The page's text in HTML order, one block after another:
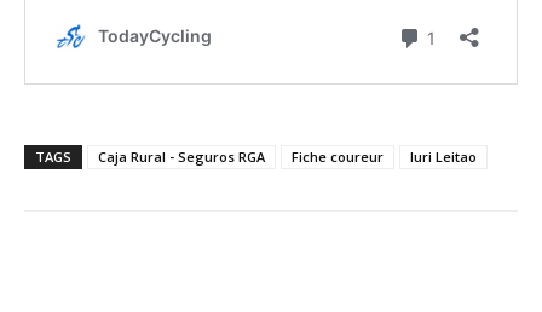
TAGS Caja Rural - Seguros RGA Fiche coureur Iuri Leitao